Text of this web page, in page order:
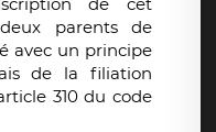
parents de
avec un principe
de la filiation
310 du code